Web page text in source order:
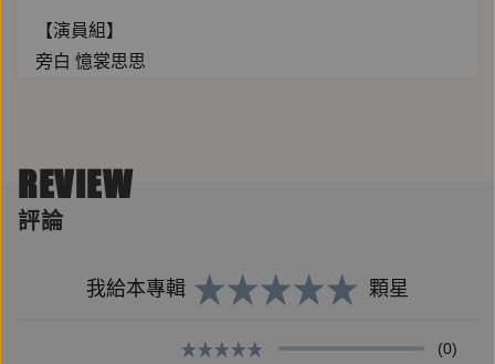
【演員組】
旁白 憶裳思思
尚軒 邢烔神語
吳瀚 张立
蔚博士 薄鹽
REVIEW
評論
我給本專輯 顆星
(0)